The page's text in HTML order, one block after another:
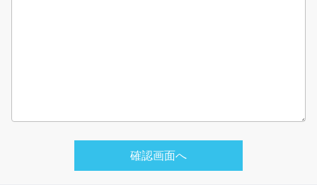
確認画面へ